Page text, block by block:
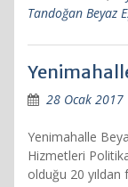
Tandoğan Beyaz
28 Ocak 2017
Yenimahalle
Hizmetleri
olduğu 20